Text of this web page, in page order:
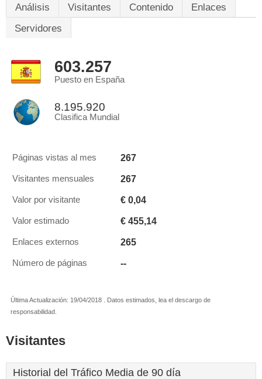
Análisis Visitantes Contenido
Enlaces
Servidores
603.257
Puesto en España
8.195.920
Clasifica Mundial
Páginas vistas al mes 267
Visitantes mensuales 267
Valor por visitante € 0,04
Valor estimado € 455,14
Enlaces externos 265
Número de páginas --
Última Actualización: 19/04/2018 . Datos estimados, lea el descargo de
responsabilidad.
Visitantes
Historial del Tráfico Media de 90 día